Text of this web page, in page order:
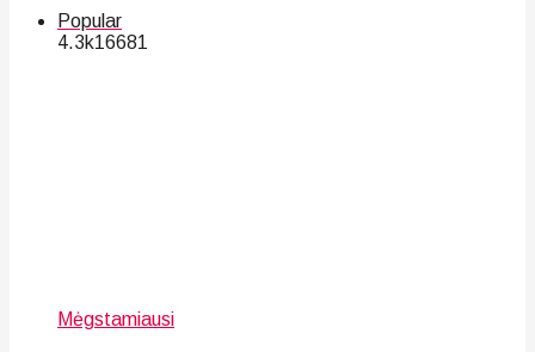
Popular
4.3k16681
Mėgstamiausi